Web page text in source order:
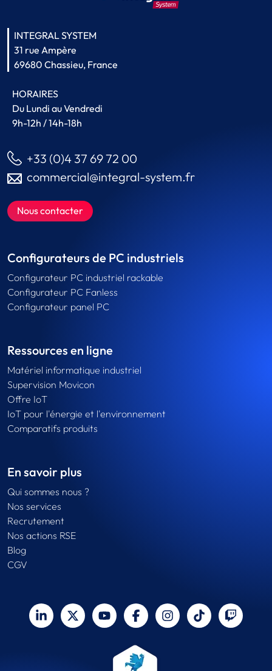
INTEGRAL SYSTEM
31 rue Ampère
69680 Chassieu, France
HORAIRES
Du Lundi au Vendredi
9h-12h / 14h-18h
+33 (0)4 37 69 72 00
commercial@integral-system.fr
Nous contacter
Configurateurs de PC industriels
Configurateur PC industriel rackable
Configurateur PC Fanless
Configurateur panel PC
Ressources en ligne
Matériel informatique industriel
Supervision Movicon
Offre IoT
IoT pour l'énergie et l'environnement
Comparatifs produits
En savoir plus
Qui sommes nous ?
Nos services
Recrutement
Nos actions RSE
Blog
CGV